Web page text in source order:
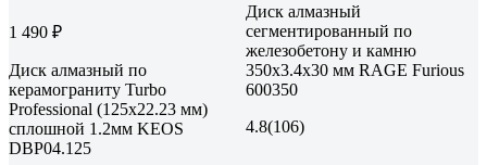
1 490 ₽
Диск алмазный по
керамограниту Turbo
Professional (125х22.23 мм)
сплошной 1.2мм KEOS
DBP04.125
Диск алмазный
сегментированный по
железобетону и камню
350х3.4х30 мм RAGE Furious
600350
4.8(106)